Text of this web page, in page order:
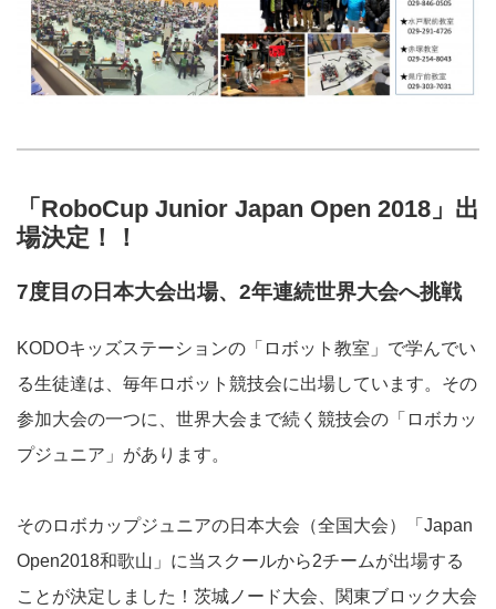
「RoboCup Junior Japan Open 2018」出
場決定！！
7度目の日本大会出場、2年連続世界大会へ挑戦
KODOキッズステーションの「ロボット教室」で学んでい
る生徒達は、毎年ロボット競技会に出場しています。その
参加大会の一つに、世界大会まで続く競技会の「ロボカッ
プジュニア」があります。
そのロボカップジュニアの日本大会（全国大会）「Japan
Open2018和歌山」に当スクールから2チームが出場する
ことが決定しました！茨城ノード大会、関東ブロック大会